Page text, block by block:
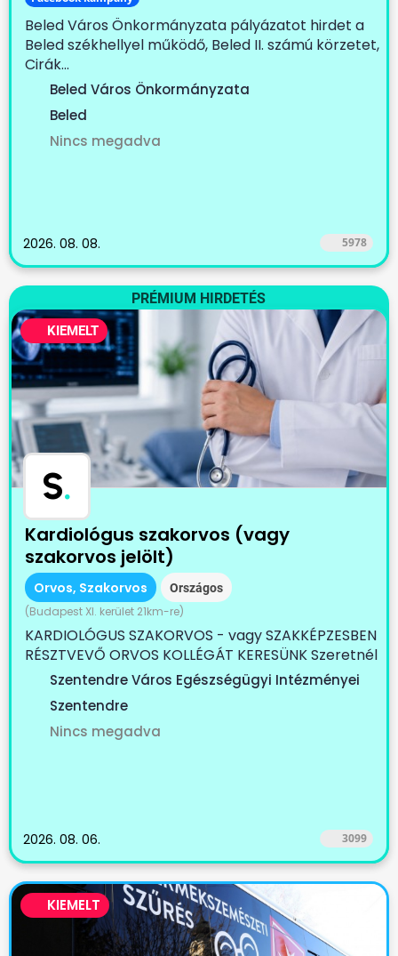
Beled Város Önkormányzata pályázatot hirdet a
Beled székhellyel működő, Beled II. számú körzetet,
Cirák...
Beled Város Önkormányzata
Beled
Nincs megadva
2026. 08. 08. 5978
PRÉMIUM HIRDETÉS
KIEMELT
S.
Kardiológus szakorvos (vagy
szakorvos jelölt)
Orvos, Szakorvos Országos
(Budapest XI. kerület 21km-re)
KARDIOLÓGUS SZAKORVOS - vagy SZAKKÉPZESBEN
RÉSZTVEVŐ ORVOS KOLLÉGÁT KERESÜNK Szeretnél
egy...Szentendre Város Egészségügyi Intézményei
Szentendre
Nincs megadva
2026. 08. 06. 3099
KIEMELT